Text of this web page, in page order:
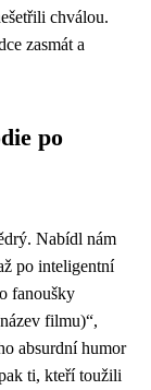
chválou.
zasmát a
po
Nabídl nám
po inteligentní
fanoušky
filmu)“,
absurdní humor
ti, kteří toužili